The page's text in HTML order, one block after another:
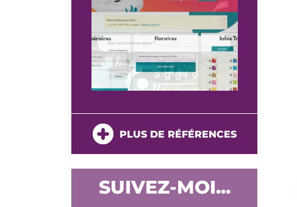
PLUS DE RÉFÉRENCES
SUIVEZ-MOI...